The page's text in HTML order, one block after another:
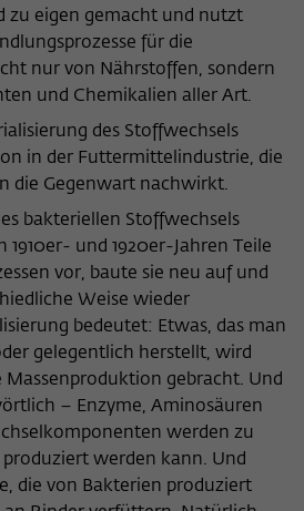
zu eigen gemacht und nutzt
für die
nur von Nährstoffen, sondern
und Chemikalien aller Art.
des Stoffwechsels
in der Futtermittelindustrie, die
die Gegenwart nachwirkt.
bakteriellen Stoffwechsels
1910er- und 1920er-Jahren Teile
vor, baute sie neu auf und
Weise wieder
bedeutet: Etwas, das man
gelegentlich herstellt, wird
gebracht. Und
– Enzyme, Aminosäuren
werden zu
produziert werden kann. Und
die von Bakterien produziert